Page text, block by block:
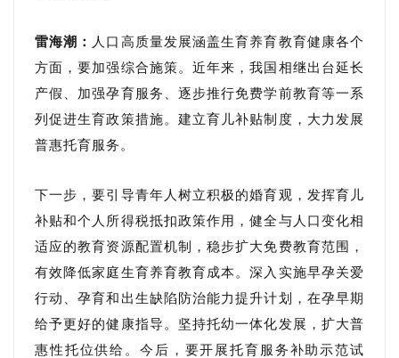
雷海潮：
人口高质量发展涵盖生育养育教育健康各个
方面，要加强综合施策。近年来，我国相继出台延长
产假、加强孕育服务、逐步推行免费学前教育等一系
列促进生育政策措施。建立育儿补贴制度，大力发展
普惠托育服务。
下一步，要引导青年人树立积极的婚育观，发挥育儿
补贴和个人所得税抵扣政策作用，健全与人口变化相
适应的教育资源配置机制，稳步扩大免费教育范围，
有效降低家庭生育养育教育成本。深入实施早孕关爱
行动、孕育和出生缺陷防治能力提升计划，在孕早期
给予更好的健康指导。坚持托幼一体化发展，扩大普
惠性托位供给。今后，要开展托育服务补助示范试